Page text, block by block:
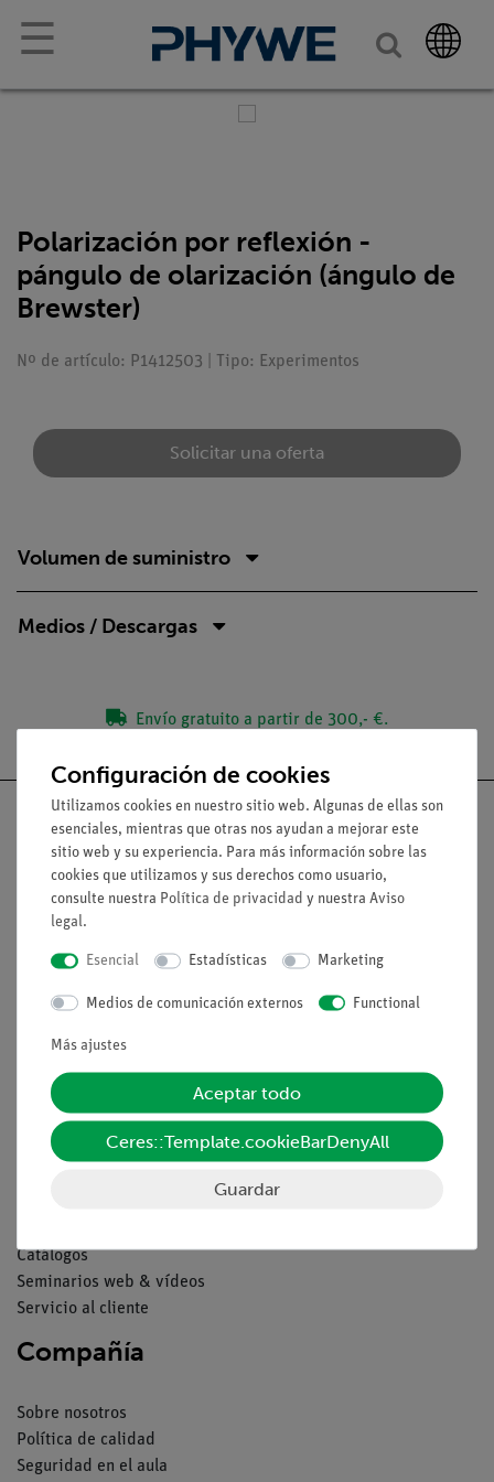
☰
Polarización por reflexión -
pángulo de olarización (ángulo de
Brewster)
Nº de artículo: P1412503 | Tipo: Experimentos
Solicitar una oferta
Volumen de suministro
Medios / Descargas
Envío gratuito a partir de 300,- €.
Nach oben
Aviso lega
Condiciones comerciales generales
Declaración de privacidad
Pie de imprenta
Servicio
Catálogos
Seminarios web & vídeos
Servicio al cliente
Compañía
Sobre nosotros
Política de calidad
Seguridad en el aula
Configuración de cookies
Utilizamos cookies en nuestro sitio web. Algunas de ellas son
esenciales, mientras que otras nos ayudan a mejorar este
sitio web y su experiencia. Para más información sobre las
cookies que utilizamos y sus derechos como usuario,
consulte nuestra Política de privacidad y nuestra Aviso
legal.
Esencial Estadísticas Marketing
Medios de comunicación externos Functional
Más ajustes
Aceptar todo
Ceres::Template.cookieBarDenyAll
Guardar